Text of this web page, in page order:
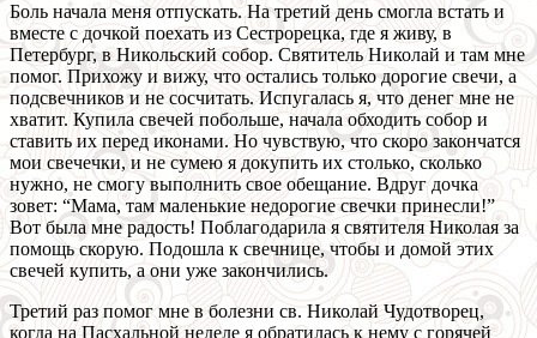
Боль начала меня отпускать. На третий день смогла встать и
вместе с дочкой поехать из Сестрорецка, где я живу, в
Петербург, в Никольский собор. Святитель Николай и там мне
помог. Прихожу и вижу, что остались только дорогие свечи, а
подсвечников и не сосчитать. Испугалась я, что денег мне не
хватит. Купила свечей побольше, начала обходить собор и
ставить их перед иконами. Но чувствую, что скоро закончатся
мои свечечки, и не сумею я докупить их столько, сколько
нужно, не смогу выполнить свое обещание. Вдруг дочка
зовет: “Мама, там маленькие недорогие свечки принесли!”
Вот была мне радость! Поблагодарила я святителя Николая за
помощь скорую. Подошла к свечнице, чтобы и домой этих
свечей купить, а они уже закончились.
Третий раз помог мне в болезни св. Николай Чудотворец,
когда на Пасхальной неделе я обратилась к нему с горячей